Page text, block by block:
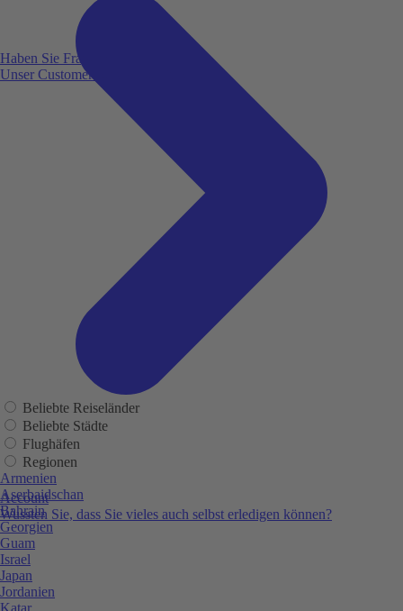
Haben Sie Fragen?
Unser Customer Service ist für Sie da!
Account
Wussten Sie, dass Sie vieles auch selbst erledigen können?
Beliebte Reiseländer
Beliebte Städte
Flughäfen
Regionen
Armenien
Aserbaidschan
Bahrain
Georgien
Guam
Israel
Japan
Jordanien
Katar